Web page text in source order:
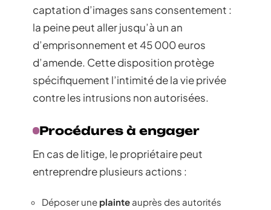
captation d’images sans consentement :
la peine peut aller jusqu’à un an
d’emprisonnement et 45 000 euros
d’amende. Cette disposition protège
spécifiquement l’intimité de la vie privée
contre les intrusions non autorisées.
Procédures à engager
En cas de litige, le propriétaire peut
entreprendre plusieurs actions :
Déposer une plainte auprès des autorités